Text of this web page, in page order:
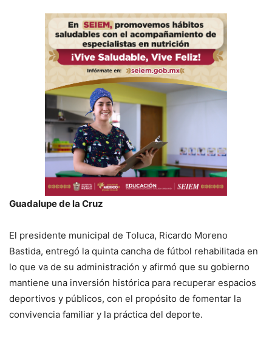
Guadalupe de la Cruz
El presidente municipal de Toluca, Ricardo Moreno
Bastida, entregó la quinta cancha de fútbol rehabilitada en
lo que va de su administración y afirmó que su gobierno
mantiene una inversión histórica para recuperar espacios
deportivos y públicos, con el propósito de fomentar la
convivencia familiar y la práctica del deporte.